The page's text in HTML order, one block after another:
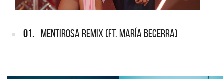
01. MENTIROSA REMIX (FT. MARÍA BECERRA)